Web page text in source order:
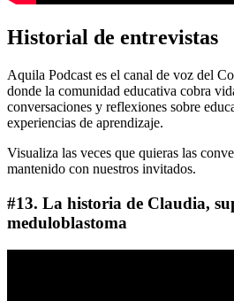
Historial de entrevistas
Aquila Podcast es el canal de voz del
donde la comunidad educativa cobra
conversaciones y reflexiones sobre
experiencias de aprendizaje.
Visualiza las veces que quieras las
mantenido con nuestros invitados.
#13. La historia de Claudia,
meduloblastoma